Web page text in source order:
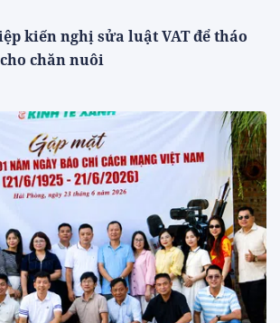
kiến nghị sửa luật VAT để tháo
chăn nuôi